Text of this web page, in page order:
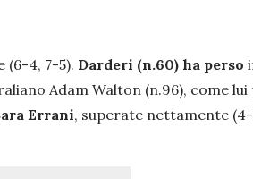
(6-4, 7-5). Darderi (n.60) ha perso
Adam Walton (n.96), come
Errani, superate nettamente